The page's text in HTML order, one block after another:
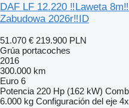
DAF LF 12.220 ‼Laweta
Zabudowa 2026r‼ID
51.070 € 219.900 PLN
Grúa portacoches
2016
300.000 km
Euro 6
Potencia 220 Hp (162 kW)
6.000 kg Configuración del eje